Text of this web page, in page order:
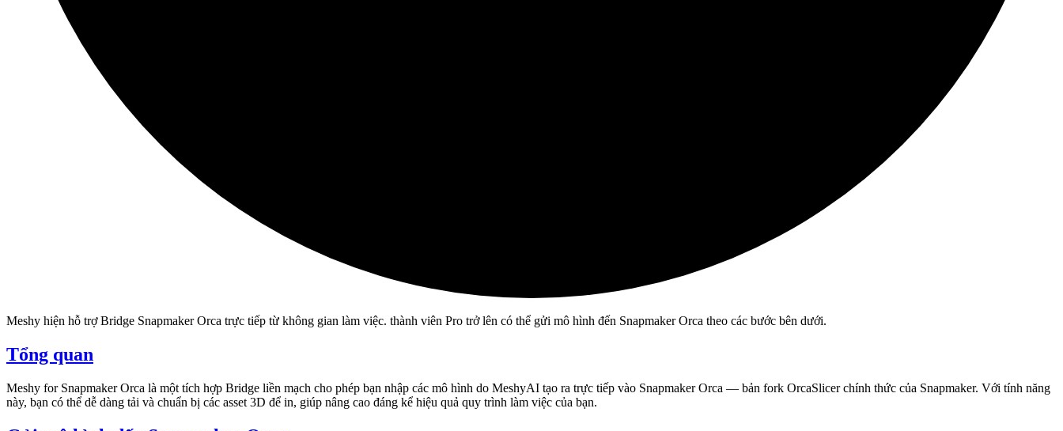
Meshy hiện hỗ trợ Bridge Snapmaker Orca trực tiếp từ không gian làm việc. thành viên Pro trở lên có thể gửi mô hình đến Snapmaker Orca theo các bước bên dưới.
Tổng quan
Meshy for Snapmaker Orca là một tích hợp Bridge liền mạch cho phép bạn nhập các mô hình do MeshyAI tạo ra trực tiếp vào Snapmaker Orca — bản fork OrcaSlicer chính thức của Snapmaker. Với tính năng
này, bạn có thể dễ dàng tải và chuẩn bị các asset 3D để in, giúp nâng cao đáng kể hiệu quả quy trình làm việc của bạn.